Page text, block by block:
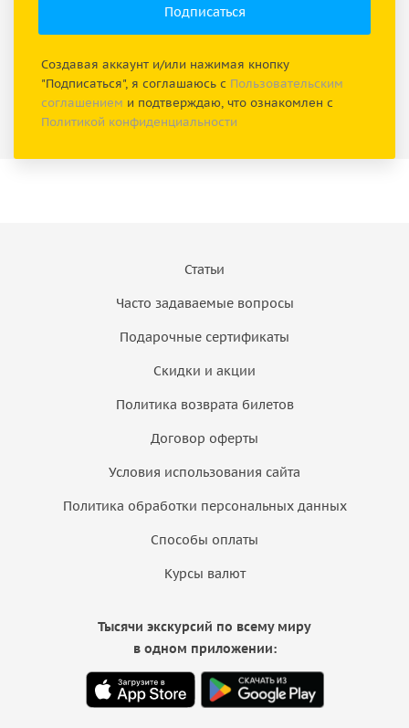
Создавая аккаунт и/или нажимая кнопку
"Подписаться", я соглашаюсь с Пользовательским
соглашением и подтверждаю, что ознакомлен с
Политикой конфиденциальности
Статьи
Часто задаваемые вопросы
Подарочные сертификаты
Скидки и акции
Политика возврата билетов
Договор оферты
Условия использования сайта
Политика обработки персональных данных
Способы оплаты
Курсы валют
Тысячи экскурсий по всему миру
в одном приложении: